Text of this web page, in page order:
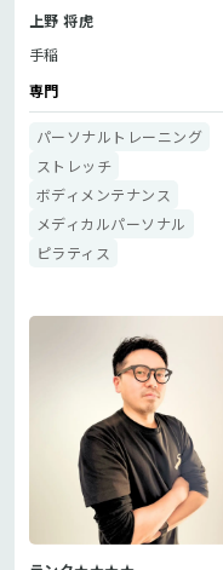
上野 将虎
手稲
専門
パーソナルトレーニング
ストレッチ
ボディメンテナンス
メディカルパーソナル
ピラティス